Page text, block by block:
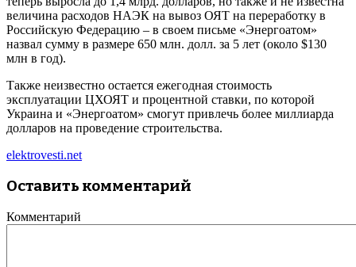
величина расходов НАЭК на вывоз ОЯТ на переработку в
Российскую Федерацию – в своем письме «Энергоатом»
назвал сумму в размере 650 млн. долл. за 5 лет (около $130
млн в год).
Также неизвестно остается ежегодная стоимость
эксплуатации ЦХОЯТ и процентной ставки, по которой
Украина и «Энергоатом» смогут привлечь более миллиарда
долларов на проведение строительства.
elektrovesti.net
Оставить комментарий
Комментарий